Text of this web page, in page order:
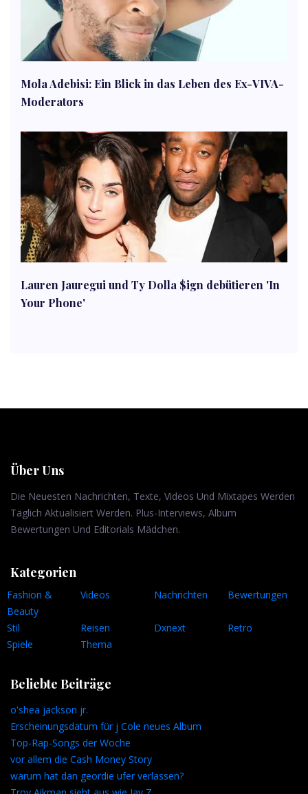
Mola Adebisi: Ein Blick in das Leben des Ex-VIVA-
Moderators
Lauren Jauregui und Ty Dolla $ign debütieren 'In
Your Phone'
Über Uns
Die Neuesten Nachrichten, Texte, Videos Und Mixtapes Werden
Täglich Aktualisiert Werden. Plus-Interviews, Album
Bewertungen Und Editorials Mädchen.
Kategorien
Fashion &
Beauty
Videos Nachrichten Bewertungen
Stil Reisen Dxnext
Retro
Spiele
Thema
Beliebte Beiträge
o'shea jackson jr.
Erscheinungsdatum für j Cole neues Album
Top-Rap-Songs der Woche
vor allem die Cash Money Story
warum hat dan geordie ufer verlassen?